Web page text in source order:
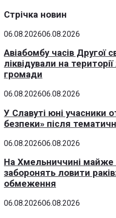
Стрічка новин
06.08.202606.08.2026
Авіабомбу часів Другої
ліквідували на
громади
06.08.202606.08.2026
У Славуті юні учасники
безпеки» після
06.08.202606.08.2026
На Хмельниччині майже
заборонять ловити
обмеження
06.08.202606.08.2026